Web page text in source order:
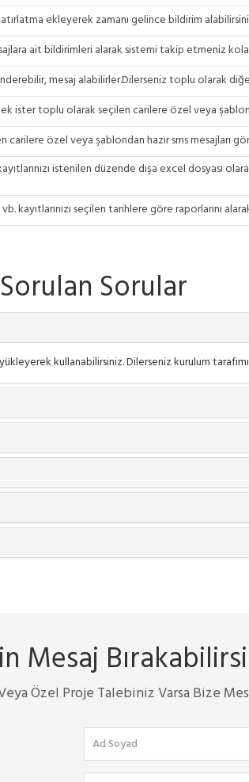
ekleyerek zamanı gelince bildirim
ait bildirimleri alarak sistemi takip etmeniz
mesaj alabilirler.Dilerseniz toplu olarak
ister toplu olarak seçilen carilere özel veya
özel veya şablondan hazır sms mesajları
istenilen düzende dışa excel dosyası
kayıtlarınızı seçilen tarihlere göre raporlarını
Sorulan Sorular
kullanabilirsiniz. Dilerseniz kurulum
Mesaj
Özel Proje Talebiniz Varsa Bize